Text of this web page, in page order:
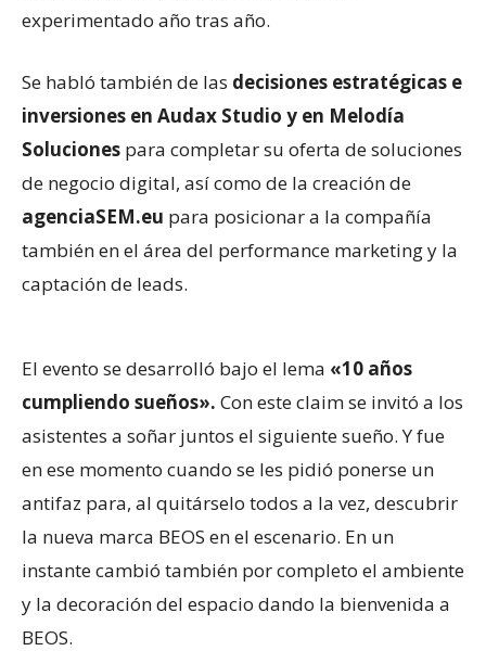
experimentado año tras año.
Se habló también de las decisiones estratégicas e
inversiones en Audax Studio y en Melodía
Soluciones para completar su oferta de soluciones
de negocio digital, así como de la creación de
agenciaSEM.eu para posicionar a la compañía
también en el área del performance marketing y la
captación de leads.
El evento se desarrolló bajo el lema «10 años
cumpliendo sueños». Con este claim se invitó a los
asistentes a soñar juntos el siguiente sueño. Y fue
en ese momento cuando se les pidió ponerse un
antifaz para, al quitárselo todos a la vez, descubrir
la nueva marca BEOS en el escenario. En un
instante cambió también por completo el ambiente
y la decoración del espacio dando la bienvenida a
BEOS.